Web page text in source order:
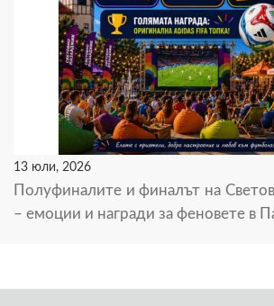
13 юли, 2026
Полуфиналите и финалът на
– емоции и награди за феновете в